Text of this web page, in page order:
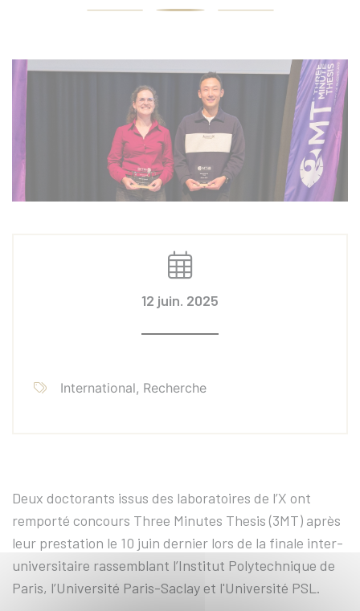
12 juin. 2025
International, Recherche
Deux doctorants issus des laboratoires de l’X ont
remporté concours Three Minutes Thesis (3MT) après
leur prestation le 10 juin dernier lors de la finale inter-
universitaire rassemblant l’Institut Polytechnique de
Paris, l’Université Paris-Saclay et l'Université PSL.